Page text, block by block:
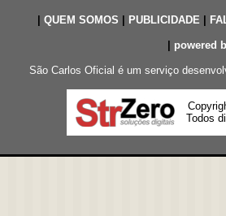
QUEM SOMOS PUBLICIDADE|
powered
São Carlos Oficial é um serviço
Todos